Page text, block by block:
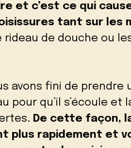
et c’est ce qui
tant sur les
rideau de douche ou
avons fini de prendre
pour qu’il s’écoule et
De cette façon,
plus rapidement et